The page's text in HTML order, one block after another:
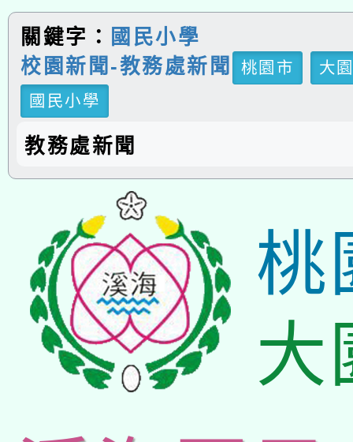
關鍵字：
國民小學
校園新聞-教務處新聞
桃園市
大
國民小學
教務處新聞
桃
大